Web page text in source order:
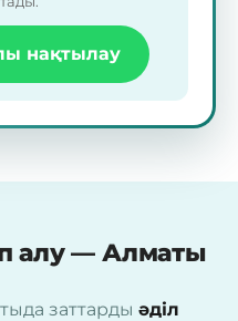
нақтылау
алу — Алматы
заттарды әділ